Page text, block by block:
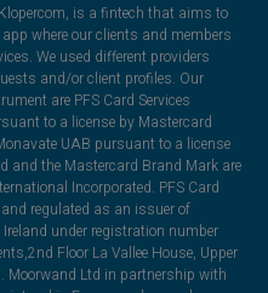
is a fintech that aims to
where our clients and members
We used different providers
and/or client profiles. Our
are PFS Card Services
to a license by Mastercard
UAB pursuant to a license
and the Mastercard Brand Mark are
Incorporated. PFS Card
regulated as an issuer of
under registration number
Floor La Vallee House, Upper
Moorwand Ltd in partnership with